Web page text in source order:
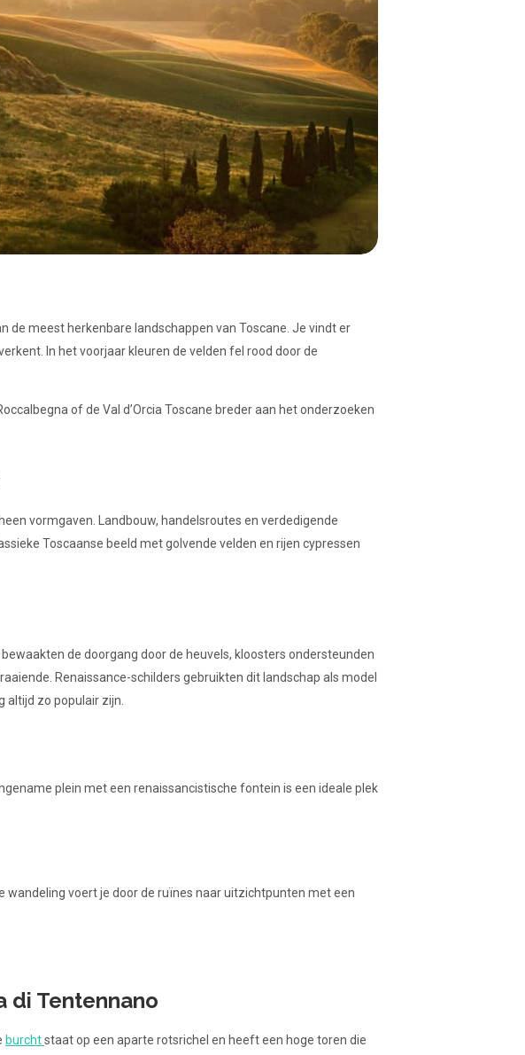
de meest herkenbare landschappen van Toscane. Je vindt er
In het voorjaar kleuren de velden fel rood door de
of de Val d’Orcia Toscane breder aan het onderzoeken
vormgaven. Landbouw, handelsroutes en verdedigende
Toscaanse beeld met golvende velden en rijen cypressen
de doorgang door de heuvels, kloosters ondersteunden
Renaissance-schilders gebruikten dit landschap als model
altijd zo populair zijn.
plein met een renaissancistische fontein is een ideale plek
wandeling voert je door de ruïnes naar uitzichtpunten met een
di Tentennano
burchtstaat op een aparte rotsrichel en heeft een hoge toren die